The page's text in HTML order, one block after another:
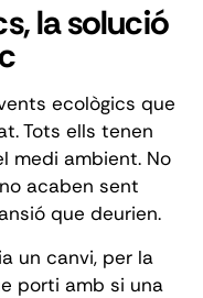
la solució
ecològics que
Tots ells tenen
medi ambient. No
acaben sent
que deurien.
un canvi, per la
porti amb si una